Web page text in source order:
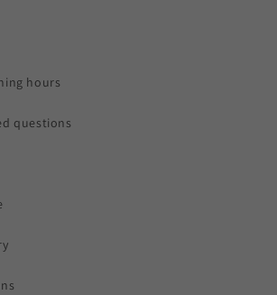
hours
questions